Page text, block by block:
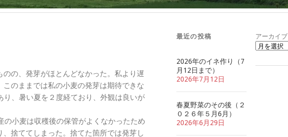
の、発芽がほとんどなかった。私より遅
のままでは私の小麦の発芽は期待できな
、暑い夏を２度経ており、外観は良いが
小麦は収穫後の保管がよくなかったため
捨ててしまった。捨てた箇所では発芽し
最近の投稿
2026年のイネ作り（7
月12日まで）
2026年7月12日
春夏野菜のその後（２
０２６年５月6月）
2026年6月29日
アーカイブ